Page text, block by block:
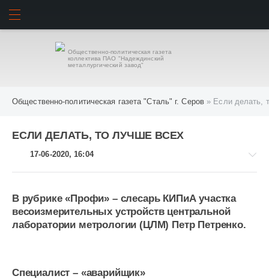
Общественно-политическая газета
коллектива ПАО "Надеждинский
металлургический завод"
Общественно-политическая газета "Сталь" г. Серов » Если делать,
ЕСЛИ ДЕЛАТЬ, ТО ЛУЧШЕ ВСЕХ
17-06-2020, 16:04
-
002
В рубрике «Профи» – слесарь КИПиА участка
весоизмерительных устройств центральной
лаборатории метрологии (ЦЛМ) Петр Петренко.
Специалист – «аварийщик»